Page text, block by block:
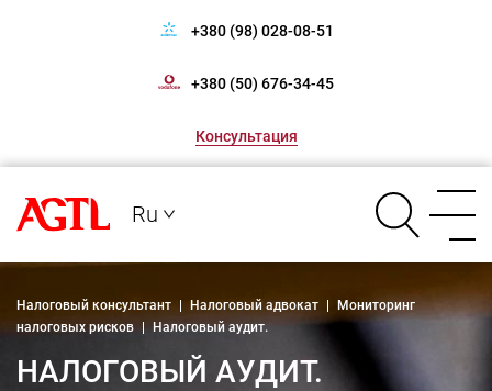
+380 (98) 028-08-51
+380 (50) 676-34-45
Консультация
Ru
Налоговый консультант Налоговый адвокат
Мониторинг
налоговых рисков
Налоговый аудит.
НАЛОГОВЫЙ АУДИТ.